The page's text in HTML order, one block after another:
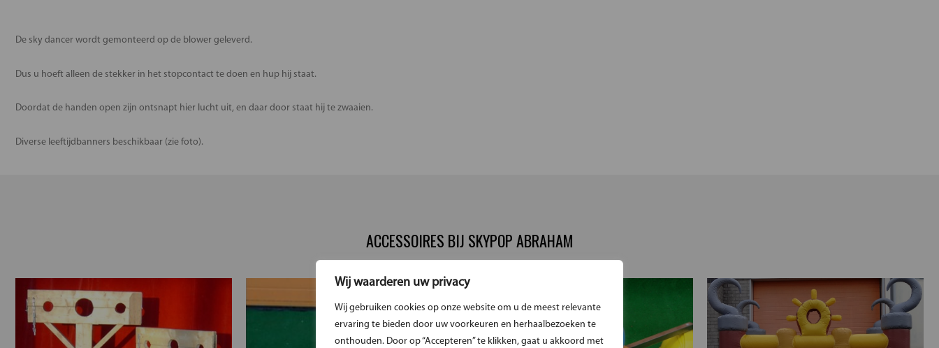
Wij waarderen uw privacy
Wij gebruiken cookies op onze website om u de meest relevante
ervaring te bieden door uw voorkeuren en herhaalbezoeken te
onthouden. Door op “Accepteren” te klikken, gaat u akkoord met
De sky dancer wordt gemonteerd op de blower geleverd.
Dus u hoeft alleen de stekker in het stopcontact te doen en hup hij staat.
Doordat de handen open zijn ontsnapt hier lucht uit, en daar door staat hij te zwaaien.
Diverse leeftijdbanners beschikbaar (zie foto).
ACCESSOIRES BIJ SKYPOP ABRAHAM